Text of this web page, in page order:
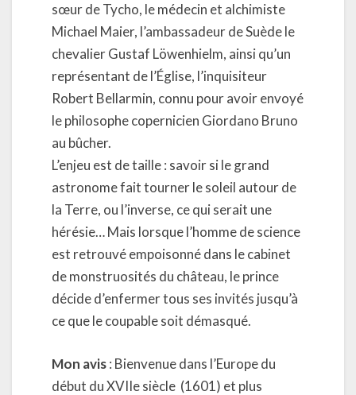
sœur de Tycho, le médecin et alchimiste
Michael Maier, l’ambassadeur de Suède le
chevalier Gustaf Löwenhielm, ainsi qu’un
représentant de l’Église, l’inquisiteur
Robert Bellarmin, connu pour avoir envoyé
le philosophe copernicien Giordano Bruno
au bûcher.
L’enjeu est de taille : savoir si le grand
astronome fait tourner le soleil autour de
la Terre, ou l’inverse, ce qui serait une
hérésie… Mais lorsque l’homme de science
est retrouvé empoisonné dans le cabinet
de monstruosités du château, le prince
décide d’enfermer tous ses invités jusqu’à
ce que le coupable soit démasqué.
Mon avis: Bienvenue dans l’Europe du
début du XVIIe siècle (1601) et plus